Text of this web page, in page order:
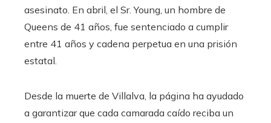
asesinato. En abril, el Sr. Young, un hombre de
Queens de 41 años, fue sentenciado a cumplir
entre 41 años y cadena perpetua en una prisión
estatal.
Desde la muerte de Villalva, la página ha ayudado
a garantizar que cada camarada caído reciba un